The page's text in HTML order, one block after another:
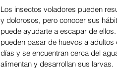
Los insectos voladores pueden
y dolorosos, pero conocer sus
puede ayudarte a escapar de
pueden pasar de huevos a adultos
días y se encuentran cerca del
alimentan y desarrollan sus larvas.